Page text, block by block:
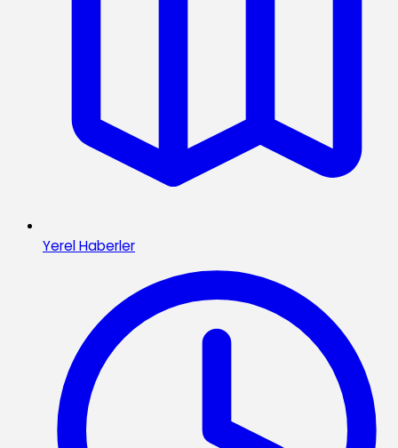
Yerel Haberler